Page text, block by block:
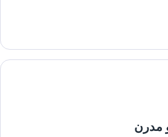
مدرن